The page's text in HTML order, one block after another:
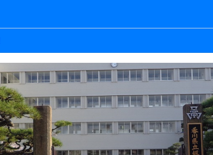
教育創造
教育創造コース 音楽科 学年団より